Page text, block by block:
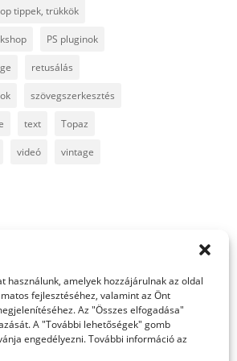
használunk, amelyek hozzájárulnak az oldal
fejlesztéséhez, valamint az Önt
Az "Összes elfogadása"
A "További lehetőségek" gomb
engedélyezni. További információ az
tippek, trükkök
PS pluginok
retusálás
szövegszerkesztés
text Topaz
videó vintage